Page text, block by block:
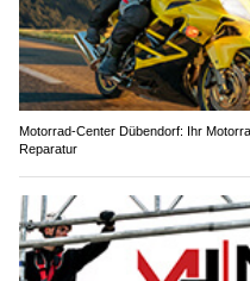
Motorrad-Center Dübendorf: Ihr
Reparatur